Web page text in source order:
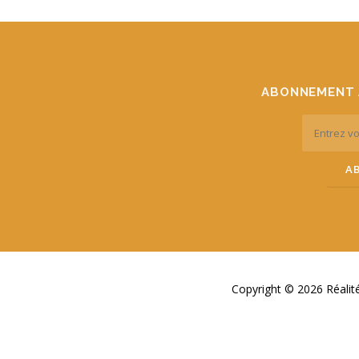
ABONNEMENT
Copyright © 2026